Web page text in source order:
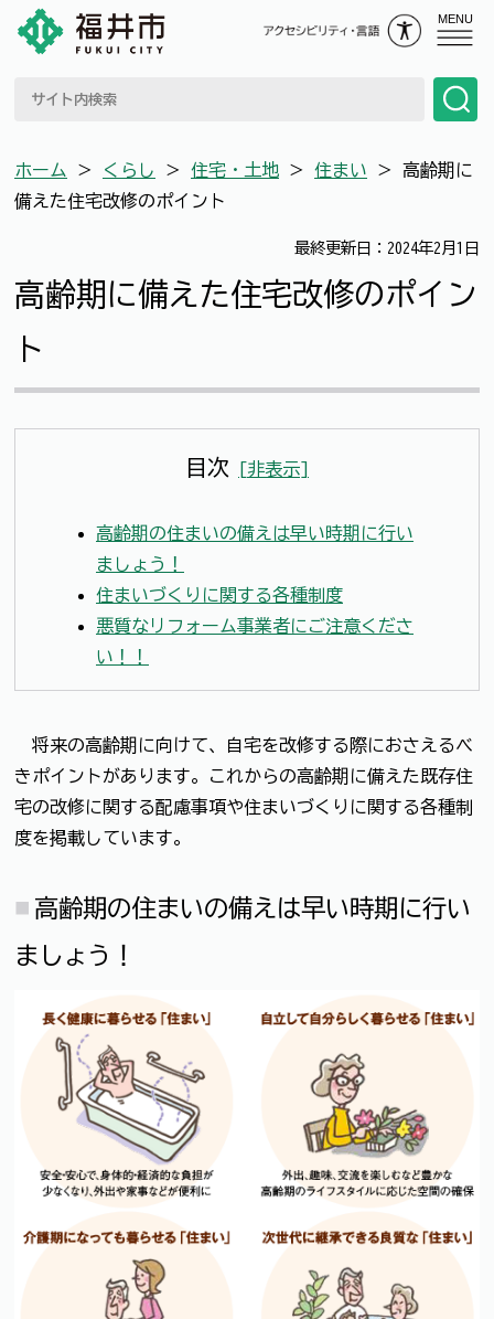
MENU
ホーム ＞ くらし ＞ 住宅・土地 ＞ 住まい ＞ 高齢期に
備えた住宅改修のポイント
最終更新日：2024年2月1日
高齢期に備えた住宅改修のポイン
ト
目次 [非表示]
高齢期の住まいの備えは早い時期に行い
ましょう！
住まいづくりに関する各種制度
悪質なリフォーム事業者にご注意くださ
い！！
将来の高齢期に向けて、自宅を改修する際におさえるべ
きポイントがあります。これからの高齢期に備えた既存住
宅の改修に関する配慮事項や住まいづくりに関する各種制
度を掲載しています。
高齢期の住まいの備えは早い時期に行い
ましょう！